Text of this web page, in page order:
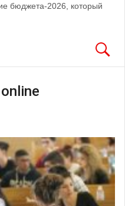
бюджета-2026, который